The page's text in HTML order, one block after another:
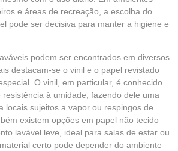
e áreas de recreação, a escolha do
pode ser decisiva para manter a higiene e
podem ser encontrados em diversos
destacam-se o vinil e o papel revistado
O vinil, em particular, é conhecido
à umidade, fazendo dele uma
locais sujeitos a vapor ou respingos de
existem opções em papel não tecido
lavável leve, ideal para salas de estar ou
certo pode depender do ambiente